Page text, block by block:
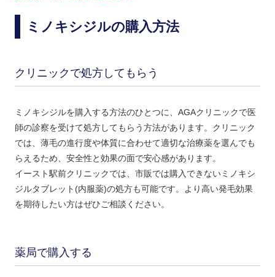
ミノキシジルの購入方法
クリニックで処方してもらう
ミノキシジルを購入する方法のひとつに、AGAクリニックで医
師の診察を受けて処方してもらう方法があります。クリニック
では、薄毛の進行度や体質に合わせて適切な治療薬を選んでも
らえるため、安全性と効果の面で安心感があります。
イースト駅前クリニックでは、市販では購入できないミノキシ
ジルタブレット(内服薬)の処方も可能です。より高い発毛効果
を期待したい方はぜひご相談ください。
薬局で購入する